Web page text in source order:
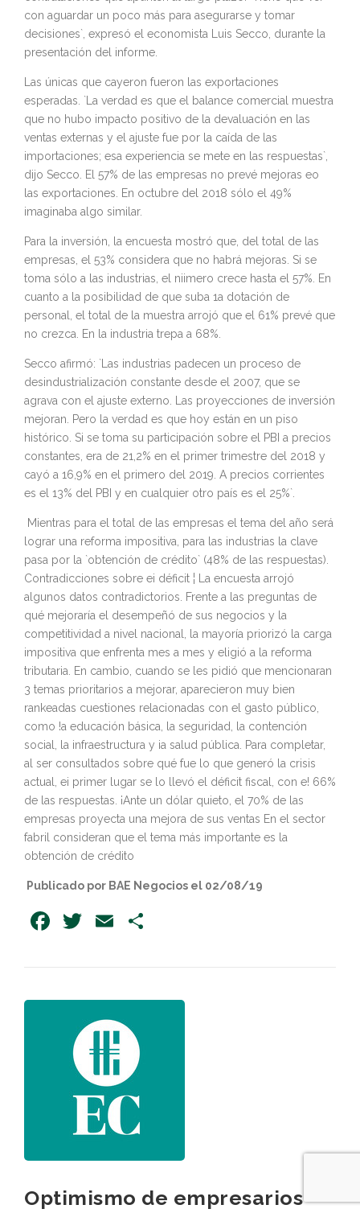
con aguardar un poco más para asegurarse y tomar
decisiones`, expresó el economista Luis Secco, durante la
presentación del informe.
Las únicas que cayeron fueron las exportaciones
esperadas. `La verdad es que el balance comercial muestra
que no hubo impacto positivo de la devaluación en las
ventas externas y el ajuste fue por la caída de las
importaciones; esa experiencia se mete en las respuestas`,
dijo Secco. El 57% de las empresas no prevé mejoras eo
las exportaciones. En octubre del 2018 sólo el 49%
imaginaba algo similar.
Para la inversión, la encuesta mostró que, del total de las
empresas, el 53% considera que no habrá mejoras. Si se
toma sólo a las industrias, el niimero crece hasta el 57%. En
cuanto a la posibilidad de que suba 1a dotación de
personal, el total de la muestra arrojó que el 61% prevé que
no crezca. En la industria trepa a 68%.
Secco afirmó: `Las industrias padecen un proceso de
desindustrialización constante desde el 2007, que se
agrava con el ajuste externo. Las proyecciones de inversión
mejoran. Pero la verdad es que hoy están en un piso
histórico. Si se toma su participación sobre el PBI a precios
constantes, era de 21,2% en el primer trimestre del 2018 y
cayó a 16,9% en el primero del 2019. A precios corrientes
es el 13% del PBI y en cualquier otro país es el 25%`.
Mientras para el total de las empresas el tema del año será
lograr una reforma impositiva, para las industrias la clave
pasa por la `obtención de crédito` (48% de las respuestas).
Contradicciones sobre ei déficit ¦ La encuesta arrojó
algunos datos contradictorios. Frente a las preguntas de
qué mejoraría el desempeñó de sus negocios y la
competitividad a nivel nacional, la mayoría priorizó la carga
impositiva que enfrenta mes a mes y eligió a la reforma
tributaria. En cambio, cuando se les pidió que mencionaran
3 temas prioritarios a mejorar, aparecieron muy bien
rankeadas cuestiones relacionadas con el gasto público,
como !a educación básica, la seguridad, la contención
social, la infraestructura y ia salud pública. Para completar,
al ser consultados sobre qué fue lo que generó la crisis
actual, ei primer lugar se lo llevó el déficit fiscal, con e! 66%
de las respuestas. ¡Ante un dólar quieto, el 70% de las
empresas proyecta una mejora de sus ventas En el sector
fabril consideran que el tema más importante es la
obtención de crédito
Publicado por BAE Negocios el 02/08/19
Facebook
Twitter
Email
Optimismo de empresarios